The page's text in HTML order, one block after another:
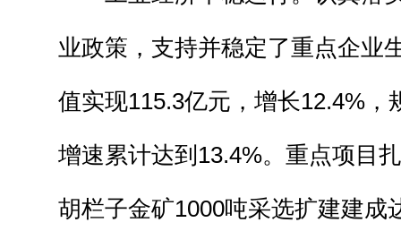
业政策，支持并稳定了重点企业
值实现115.3亿元，增长12.4%，
增速累计达到13.4%。重点项目
胡栏子金矿1000吨采选扩建建成